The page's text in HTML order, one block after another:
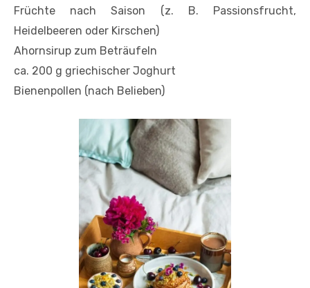
Früchte nach Saison (z. B. Passionsfrucht,
Heidelbeeren oder Kirschen)
Ahornsirup zum Beträufeln
ca. 200 g griechischer Joghurt
Bienenpollen (nach Belieben)